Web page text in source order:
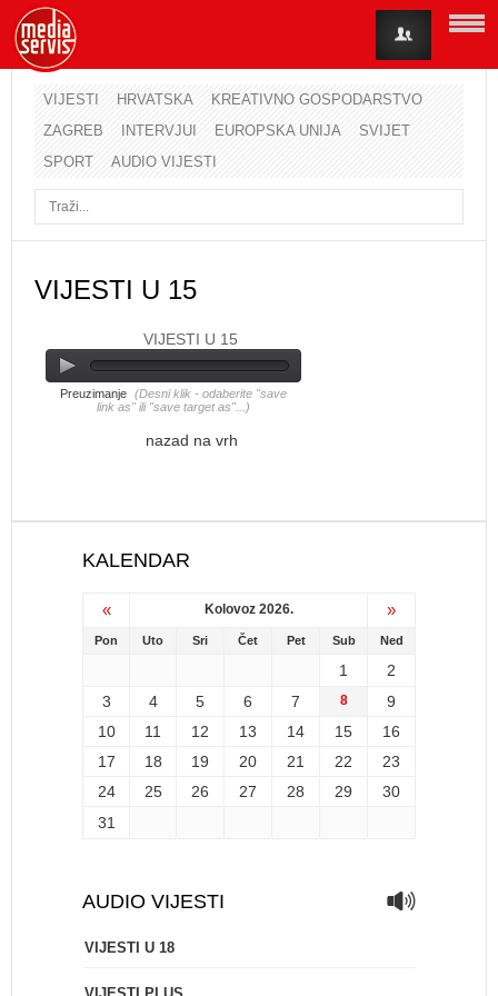
VIJESTI HRVATSKA
KREATIVNO GOSPODARSTVO
ZAGREB
INTERVJUI EUROPSKA UNIJA
SVIJET
SPORT
AUDIO VIJESTI
VIJESTI U 15
VIJESTI U 15
Preuzimanje (Desni klik - odaberite "save
link as" ili "save target as"...)
nazad na vrh
KALENDAR
« Kolovoz 2026. »
Pon Uto Sri Čet Pet Sub Ned
1
2
3
4 5 6 7 8
9
10
11 12 13 14 15
16
17
18 19 20 21 22
23
24
25 26 27 28 29
30
31
AUDIO VIJESTI
VIJESTI U 18
Korisničko ime
Lozinka
Zaboravili ste lozinku?